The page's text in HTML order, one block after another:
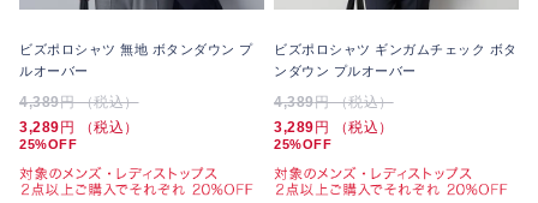
ビズポロシャツ 無地 ボタンダウン プ
ルオーバー
4,389円 （税込）
3,289円 （税込）
25%OFF
ビズポロシャツ ギンガムチェック ボタ
ンダウン プルオーバー
4,389円 （税込）
3,289円 （税込）
25%OFF